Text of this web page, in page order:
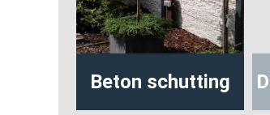
Beton schutting